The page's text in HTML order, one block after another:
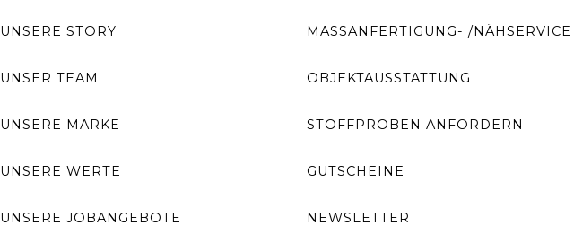
UNSERE STORY
UNSER TEAM
UNSERE MARKE
UNSERE WERTE
UNSERE JOBANGEBOTE
MASSANFERTIGUNG- /NÄHSERVICE
OBJEKTAUSSTATTUNG
STOFFPROBEN ANFORDERN
GUTSCHEINE
NEWSLETTER